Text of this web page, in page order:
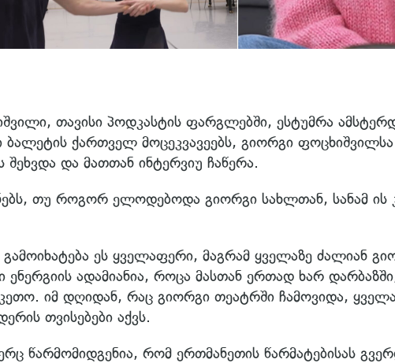
თავისი პოდკასტის ფარგლებში, ესტუმრა
ბალეტის ქართველ მოცეკვავეებს, გიორგი
და მათთან ინტერვიუ ჩაწერა.
თუ როგორ ელოდებოდა გიორგი სახლთან, სანამ ის
გამოიხატება ეს ყველაფერი, მაგრამ ყველაზე ძალიან
ენერგიის ადამიანია, როცა მასთან ერთად ხარ
იმ დღიდან, რაც გიორგი თეატრში ჩამოვიდა,
თვისებები აქვს.
წარმომიდგენია, რომ ერთმანეთის წარმატებისას